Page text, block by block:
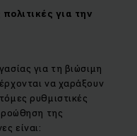
για την
για τη βιώσιμη
να χαράξουν
ρυθμιστικές
της
είναι: